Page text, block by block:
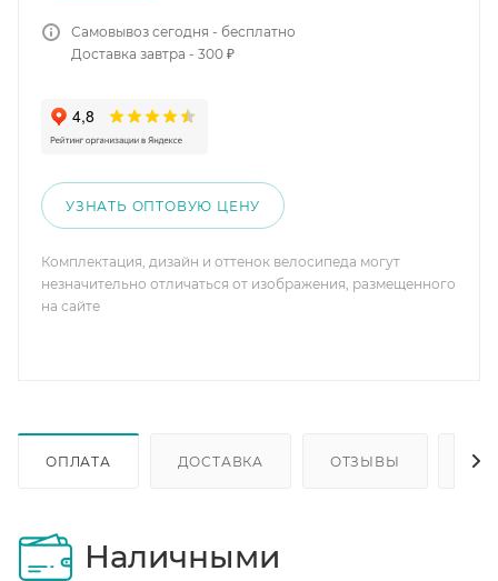
Самовывоз сегодня - бесплатно
Доставка завтра - 300 ₽
УЗНАТЬ ОПТОВУЮ ЦЕНУ
Комплектация, дизайн и оттенок велосипеда могут
незначительно отличаться от изображения, размещенного
на сайте
ОПЛАТА ДОСТАВКА ОТЗЫВЫ
Наличными